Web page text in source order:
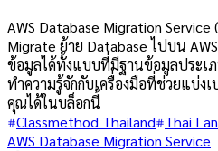
AWS Database Migration Service
Migrate ย้าย Database ไปบน
ข้อมูลได้ทั้งแบบที่มีฐานข้อมูลประเ
ทำความรู้จักกับเครื่องมือที่ช่วยแบ่ง
คุณได้ในบล็อกนี้
Classmethod Thailand Thai
AWS Database Migration Service